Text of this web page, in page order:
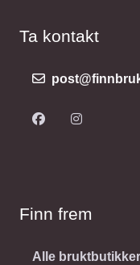
Ta kontakt
Finn frem
Alle bruktbutikker